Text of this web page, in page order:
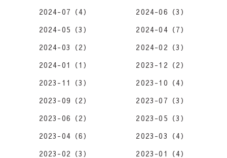
2024-07（4）
2024-06（3）
2024-05（3）
2024-04（7）
2024-03（2）
2024-02（3）
2024-01（1）
2023-12（2）
2023-11（3）
2023-10（4）
2023-09（2）
2023-07（3）
2023-06（2）
2023-05（3）
2023-04（6）
2023-03（4）
2023-02（3）
2023-01（4）